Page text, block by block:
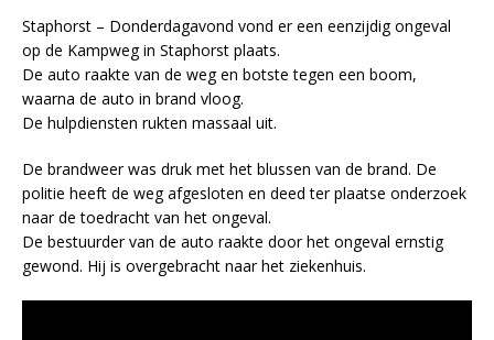
Staphorst – Donderdagavond vond er een eenzijdig ongeval
op de Kampweg in Staphorst plaats.
De auto raakte van de weg en botste tegen een boom,
waarna de auto in brand vloog.
De hulpdiensten rukten massaal uit.
De brandweer was druk met het blussen van de brand. De
politie heeft de weg afgesloten en deed ter plaatse onderzoek
naar de toedracht van het ongeval.
De bestuurder van de auto raakte door het ongeval ernstig
gewond. Hij is overgebracht naar het ziekenhuis.